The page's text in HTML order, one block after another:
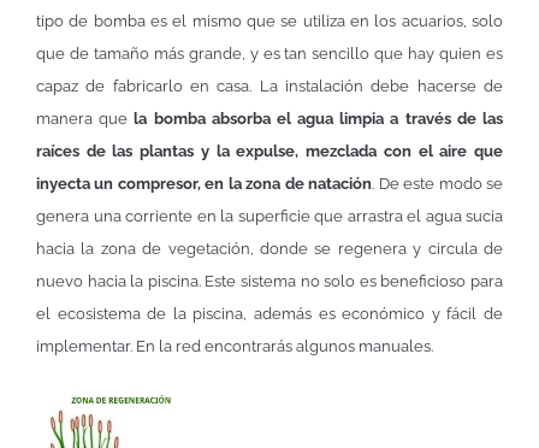
tipo de bomba es el mismo que se utiliza en los acuarios, solo
que de tamaño más grande, y es tan sencillo que hay quien es
capaz de fabricarlo en casa. La instalación debe hacerse de
manera quela bomba absorba el agua limpia a través de las
raíces de las plantas y la expulse, mezclada con el aire que
inyecta un compresor, en la zona de natación. De este modo se
genera una corriente en la superficie que arrastra el agua sucia
hacia la zona de vegetación, donde se regenera y circula de
nuevo hacia la piscina. Este sistema no solo es beneficioso para
el ecosistema de la piscina, además es económico y fácil de
implementar. En la red encontrarás algunos manuales.